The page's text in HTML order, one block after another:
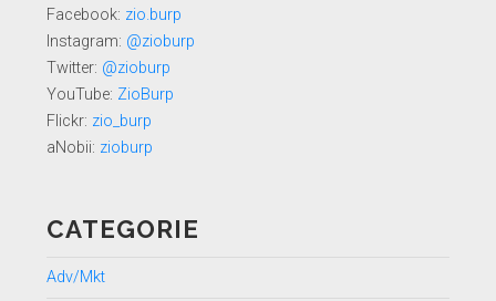
Facebook: zio.burp
Instagram: @zioburp
Twitter: @zioburp
YouTube: ZioBurp
Flickr: zio_burp
aNobii: zioburp
CATEGORIE
Adv/Mkt